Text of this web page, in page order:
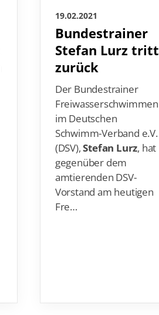
19.02.2021
Bundestrainer
Stefan Lurz tritt
zurück
Der Bundestrainer
Freiwasserschwimmen
im Deutschen
Schwimm-Verband e.V.
(DSV),Stefan Lurz, hat
gegenüber dem
amtierenden DSV-
Vorstand am heutigen
Fre…